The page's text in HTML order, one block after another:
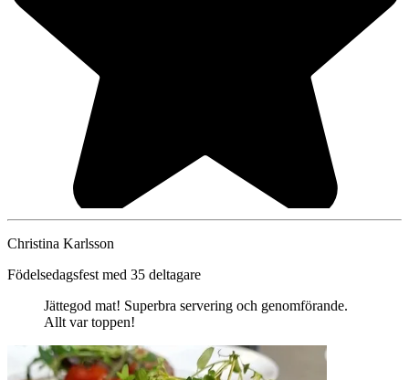
Christina Karlsson
Födelsedagsfest med 35 deltagare
Jättegod mat! Superbra servering och genomförande.
Allt var toppen!